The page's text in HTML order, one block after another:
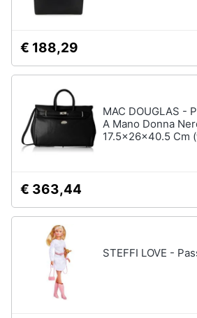
€ 188,29
MAC DOUGLAS -
A Mano Donna
17.5x26x40.5 Cm
€ 363,44
STEFFI LOVE -